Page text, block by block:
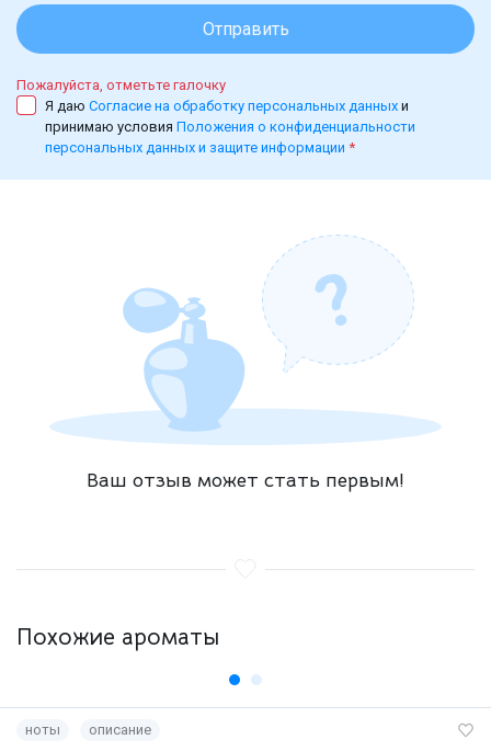
Отправить
Пожалуйста, отметьте галочку
Я даю Согласие на обработку персональных данных и
принимаю условия Положения о конфиденциальности
персональных данных и защите информации *
Ваш отзыв может стать первым!
Похожие ароматы
ноты описание